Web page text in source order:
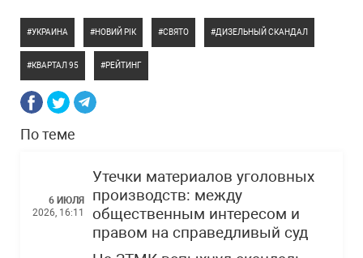
УКРАИНА НОВИЙ РІК СВЯТО ДИЗЕЛЬНЫЙ СКАНДАЛ
КВАРТАЛ 95 РЕЙТИНГ
По теме
6 ИЮЛЯ
2026, 16:11
Утечки материалов уголовных
производств: между
общественным интересом и
правом на справедливый суд